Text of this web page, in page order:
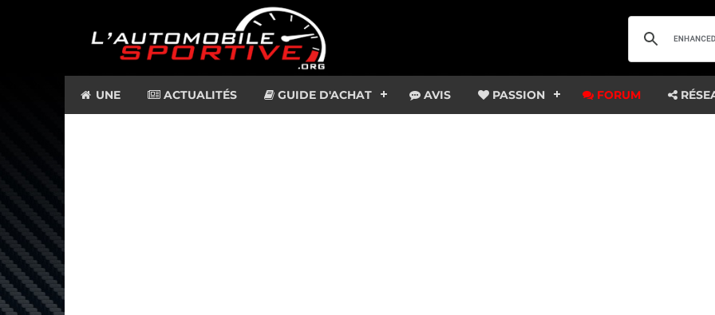
UNE ACTUALITÉS GUIDE D'ACHAT AVIS PASSION FORUM